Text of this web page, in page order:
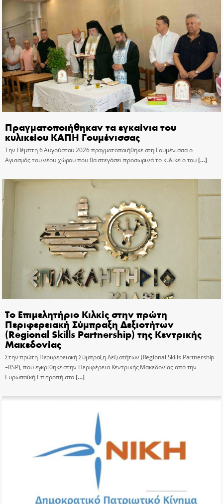
Πραγματοποιήθηκαν τα εγκαίνια του
κυλικείου ΚΑΠΗ Γουμένισσας
Την Πέμπτη 6 Αυγούστου 2026 πραγματοποιήθηκε στη Γουμένισσα ο
Αγιασμός του νέου χώρου που θα στεγάσει προσωρινά το κυλικείο του[…]
Το Επιμελητήριο Κιλκίς στην πρώτη
Περιφερειακή Σύμπραξη Δεξιοτήτων
(Regional Skills Partnership) της Κεντρικής
Μακεδονίας
Στην πρώτη Περιφερειακή Σύμπραξη Δεξιοτήτων (Regional Skills Partnership
–RSP), που εγκρίθηκε στην Περιφέρεια Κεντρικής Μακεδονίας από την
Ευρωπαϊκή Επιτροπή στο[…]